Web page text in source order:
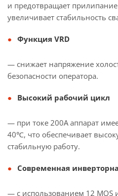
и предотвращает прилипание
увеличивает стабильность
Функция VRD
— снижает напряжение
безопасности оператора.
Высокий рабочий цикл
— при токе 200A аппарат
40℃, что обеспечивает
стабильную работу.
Современная
— с использованием 12 MOS